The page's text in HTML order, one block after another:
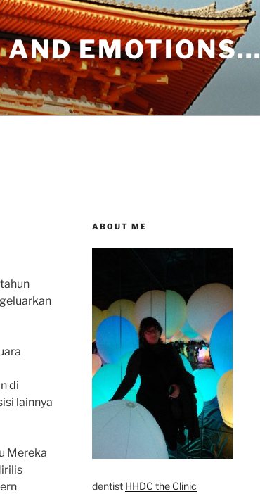
AND EMOTIONS…
di
lainnya
Mereka
ABOUT ME
dentist HHDC the Clinic